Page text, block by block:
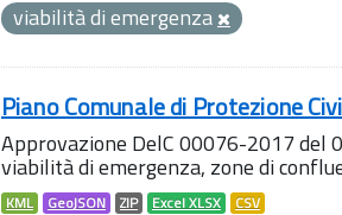
viabilità di emergenza
Piano Comunale di Protezione
Approvazione DelC 00076-2017 del
viabilità di emergenza, zone di
KML GeoJSON ZIP Excel XLSX CSV